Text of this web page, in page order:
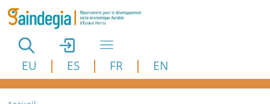
Aller au contenu principal
EU ES FR EN